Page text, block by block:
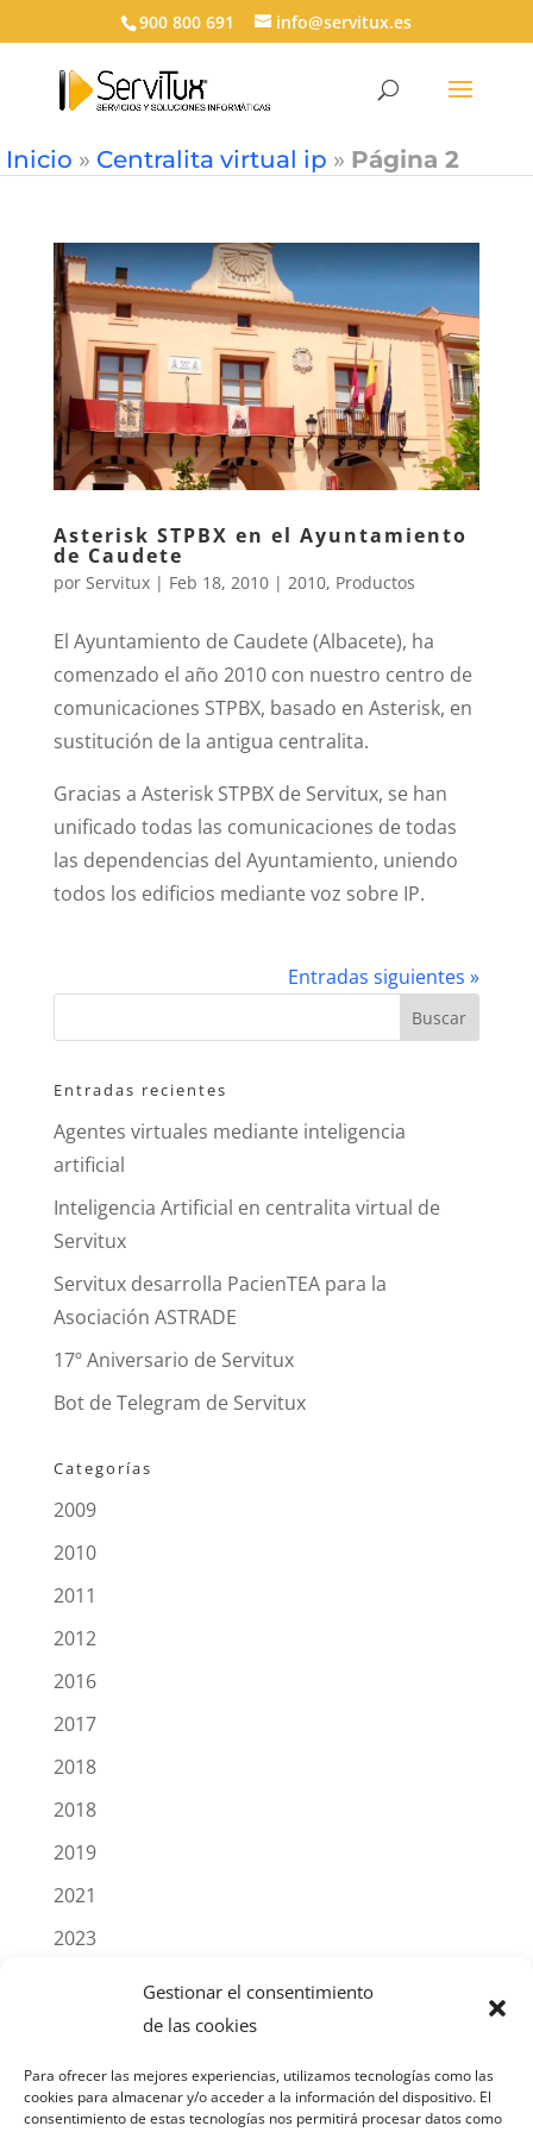
Gestionar el consentimiento
de las cookies
Para ofrecer las mejores experiencias, utilizamos tecnologías como las
cookies para almacenar y/o acceder a la información del dispositivo. El
consentimiento de estas tecnologías nos permitirá procesar datos como
900 800 691 info@servitux.es
Inicio » Centralita virtual ip » Página 2
Asterisk STPBX en el Ayuntamiento
de Caudete
por Servitux| Feb 18, 2010| 2010, Productos
El Ayuntamiento de Caudete (Albacete), ha
comenzado el año 2010 con nuestro centro de
comunicaciones STPBX, basado en Asterisk, en
sustitución de la antigua centralita.
Gracias a Asterisk STPBX de Servitux, se han
unificado todas las comunicaciones de todas
las dependencias del Ayuntamiento, uniendo
todos los edificios mediante voz sobre IP.
Entradas siguientes »
Entradas recientes
Agentes virtuales mediante inteligencia
artificial
Inteligencia Artificial en centralita virtual de
Servitux
Servitux desarrolla PacienTEA para la
Asociación ASTRADE
17º Aniversario de Servitux
Bot de Telegram de Servitux
Categorías
2009
2010
2011
2012
2016
2017
2018
2018
2019
2021
2023
Noticias
Productos